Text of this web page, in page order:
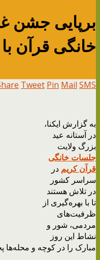
برپایی جشن
خانگی قرآن با ۱۴ ایده مردمی
Tweet Pin Mail SMS
به گزارش ایکنا،
در آستانه عید
بزرگ ولایت
جلسات خانگی
قرآن کریم در
سراسر کشور
در تلاش هستند
تا با بهره‌گیری از
ظرفیت‌های
مردمی، شور و
نشاط این روز
مبارک را در کوچه و محله‌ها